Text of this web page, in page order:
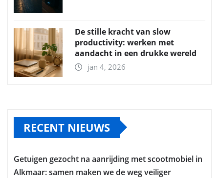
De stille kracht van slow
productivity: werken met
aandacht in een drukke wereld
jan 4, 2026
RECENT NIEUWS
Getuigen gezocht na aanrijding met scootmobiel in
Alkmaar: samen maken we de weg veiliger